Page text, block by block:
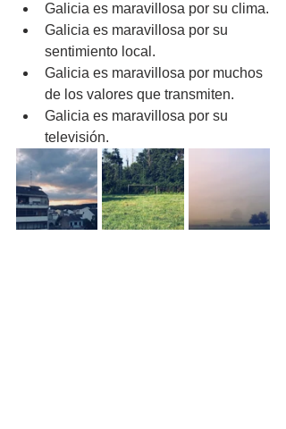
Galicia es maravillosa por su clima.
Galicia es maravillosa por su
sentimiento local.
Galicia es maravillosa por muchos
de los valores que transmiten.
Galicia es maravillosa por su
televisión.